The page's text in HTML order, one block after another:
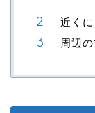
近くに
周辺